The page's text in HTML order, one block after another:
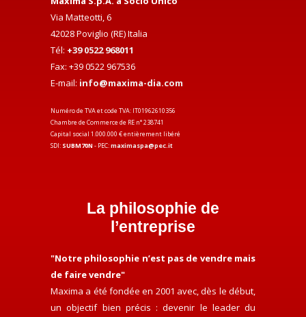
Via Matteotti, 6
42028 Poviglio (RE) Italia
Tél: +39 0522 968011
Fax: +39 0522 967536
E-mail: info@maxima-dia.com
Numéro de TVA et code TVA: IT01962610356
Chambre de Commerce de RE n° 238741
Capital social 1.000.000 € entièrement libéré
SDI: SUBM70N - PEC:maximaspa@pec.it
La philosophie de
l’entreprise
"Notre philosophie n’est pas de vendre mais
de faire vendre"
Maxima a été fondée en 2001 avec, dès le début,
un objectif bien précis : devenir le leader du